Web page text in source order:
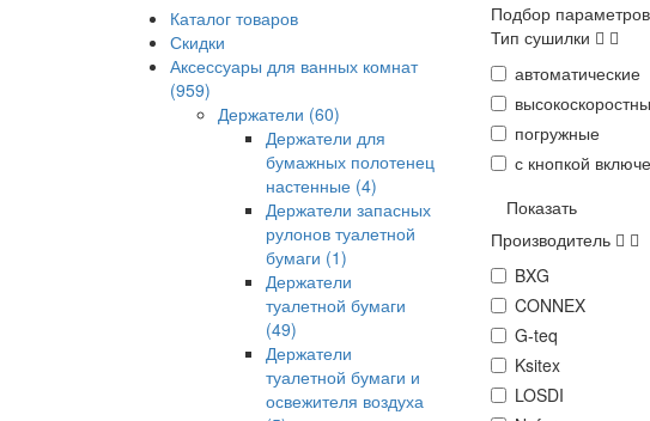
Каталог товаров
Скидки
Аксессуары для ванных комнат
(959)
Держатели (60)
Держатели для
бумажных полотенец
настенные (4)
Держатели запасных
рулонов туалетной
бумаги (1)
Держатели
туалетной бумаги
(49)
Держатели
туалетной бумаги и
освежителя воздуха
Подбор параметров
Тип сушилки
автоматические
погружные
с кнопкой
Показать
Производитель
BXG
CONNEX
G-teq
Ksitex
LOSDI